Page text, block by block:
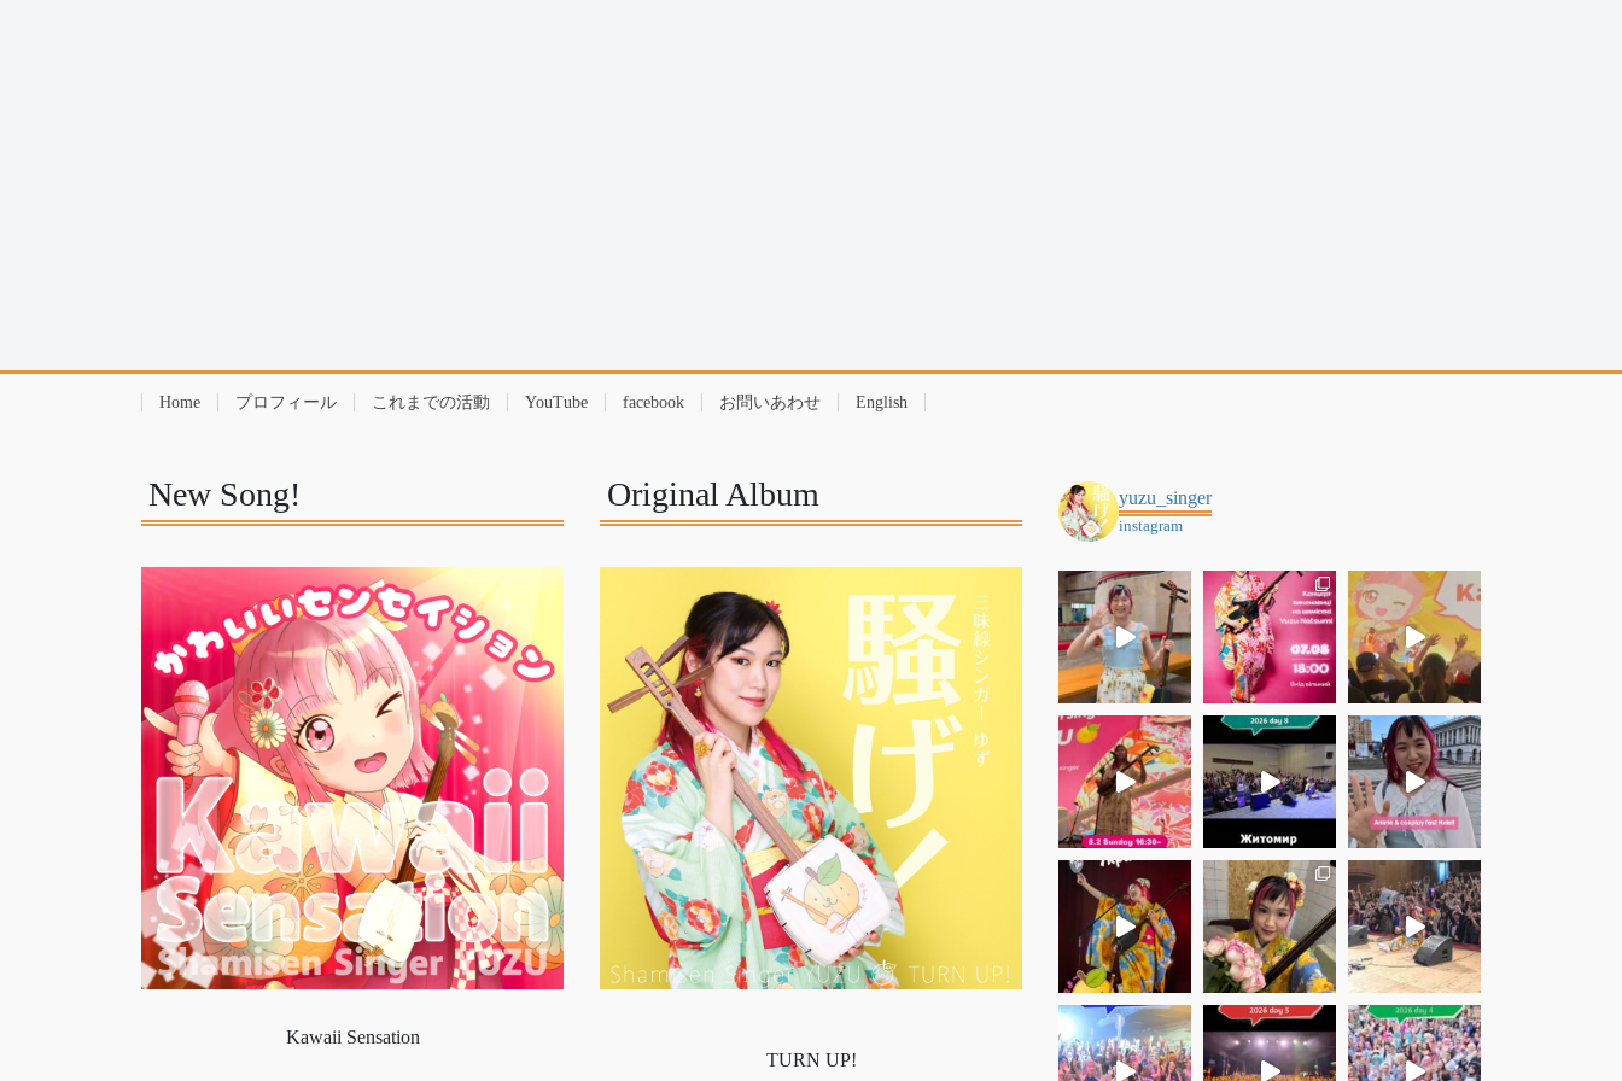
Home プロフィール これまでの活動 YouTube facebook お問いあわせ English
New Song!
Kawaii Sensation
Original Album
TURN UP!
yuzu_singer
instagram